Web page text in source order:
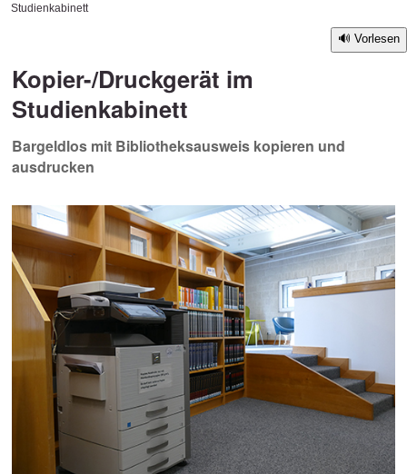
Studienkabinett
Vorlesen
Kopier-/Druckgerät im
Studienkabinett
Bargeldlos mit Bibliotheksausweis kopieren und
ausdrucken